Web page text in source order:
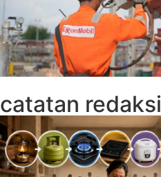
catatan redaksi